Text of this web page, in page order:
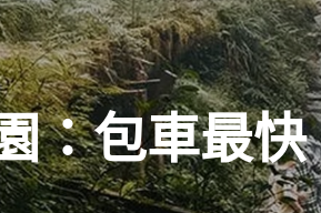
：包車最